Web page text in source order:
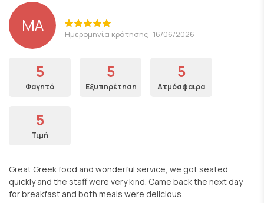
MA Ημερομηνία κράτησης: 16/06/2026
5
Φαγητό
5
Εξυπηρέτηση
5
Ατμόσφαιρα
5
Τιμή
Great Greek food and wonderful service, we got seated
quickly and the staff were very kind. Came back the next day
for breakfast and both meals were delicious.